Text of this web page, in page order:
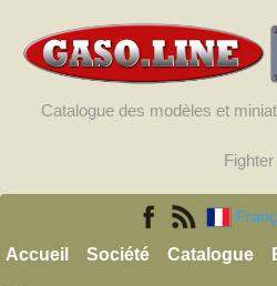
Catalogue des modèles et
Fighter
Accueil Société Catalogue